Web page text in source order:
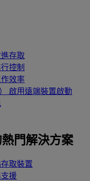
存取
控制
效率
啟用遠端裝置啟動
門解決方案
取裝置
援